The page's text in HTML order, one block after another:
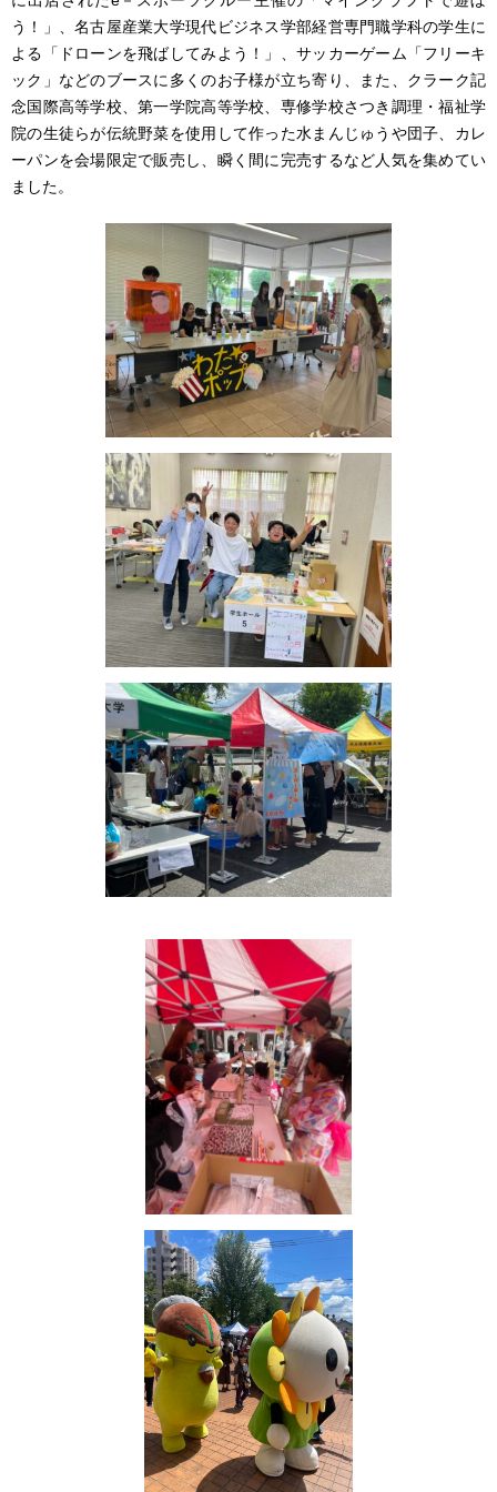
う！」、名古屋産業大学現代ビジネス学部経営専門職学科の学生に
よる「ドローンを飛ばしてみよう！」、サッカーゲーム「フリーキ
ック」などのブースに多くのお子様が立ち寄り、また、クラーク記
念国際高等学校、第一学院高等学校、専修学校さつき調理・福祉学
院の生徒らが伝統野菜を使用して作った水まんじゅうや団子、カレ
ーパンを会場限定で販売し、瞬く間に完売するなど人気を集めてい
ました。